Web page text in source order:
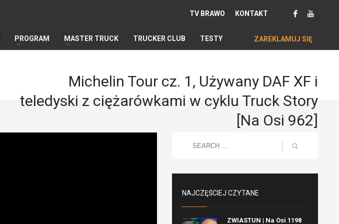
TV BRAWO KONTAKT
PROGRAM MASTER TRUCK TRUCKER CLUB TESTY ZAREKLAMUJ SIĘ
Michelin Tour cz. 1, Używany DAF XF i
teledyski z ciężarówkami w cyklu Truck Story
[Na Osi 962]
NAJCZĘŚCIEJ CZYTANE
ZWIASTUN | Na Osi 1198